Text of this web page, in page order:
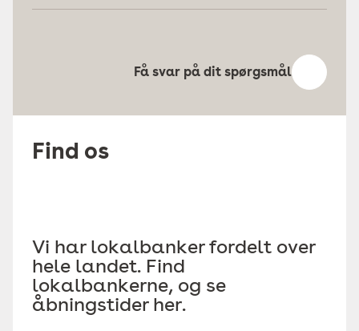
Få svar på dit spørgsmål
Find os
Vi har lokalbanker fordelt over
hele landet. Find
lokalbankerne, og se
åbningstider her.